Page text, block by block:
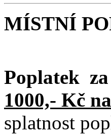
MÍSTNÍ
Poplatek
1000,- Kč
splatnost